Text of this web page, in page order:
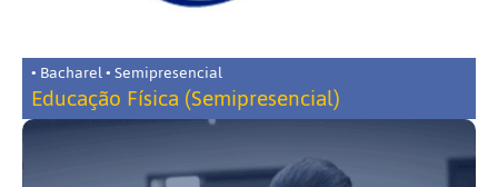
• Bacharel • Semipresencial
Educação Física (Semipresencial)